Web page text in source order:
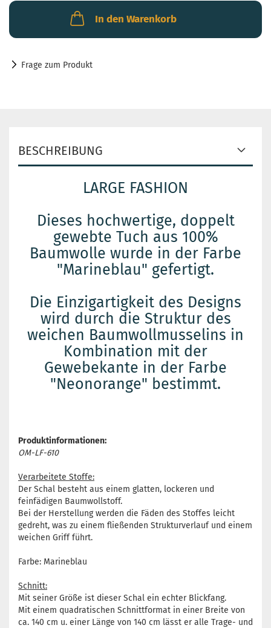
In den Warenkorb
Frage zum Produkt
BESCHREIBUNG
LARGE FASHION
Dieses hochwertige, doppelt
gewebte Tuch aus 100%
Baumwolle wurde in der Farbe
"Marineblau" gefertigt.
Die Einzigartigkeit des Designs
wird durch die Struktur des
weichen Baumwollmusselins in
Kombination mit der
Gewebekante in der Farbe
"Neonorange" bestimmt.
Produktinformationen:
OM-LF-610
Verarbeitete Stoffe:
Der Schal besteht aus einem glatten, lockeren und
feinfädigen Baumwollstoff.
Bei der Herstellung werden die Fäden des Stoffes leicht
gedreht, was zu einem fließenden Strukturverlauf und einem
weichen Griff führt.
Farbe: Marineblau
Schnitt:
Mit seiner Größe ist dieser Schal ein echter Blickfang.
Mit einem quadratischen Schnittformat in einer Breite von
ca. 140 cm u. einer Länge von 140 cm lässt er alle Trage- und